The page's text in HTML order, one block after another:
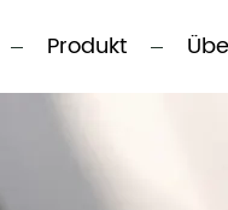
Produkt